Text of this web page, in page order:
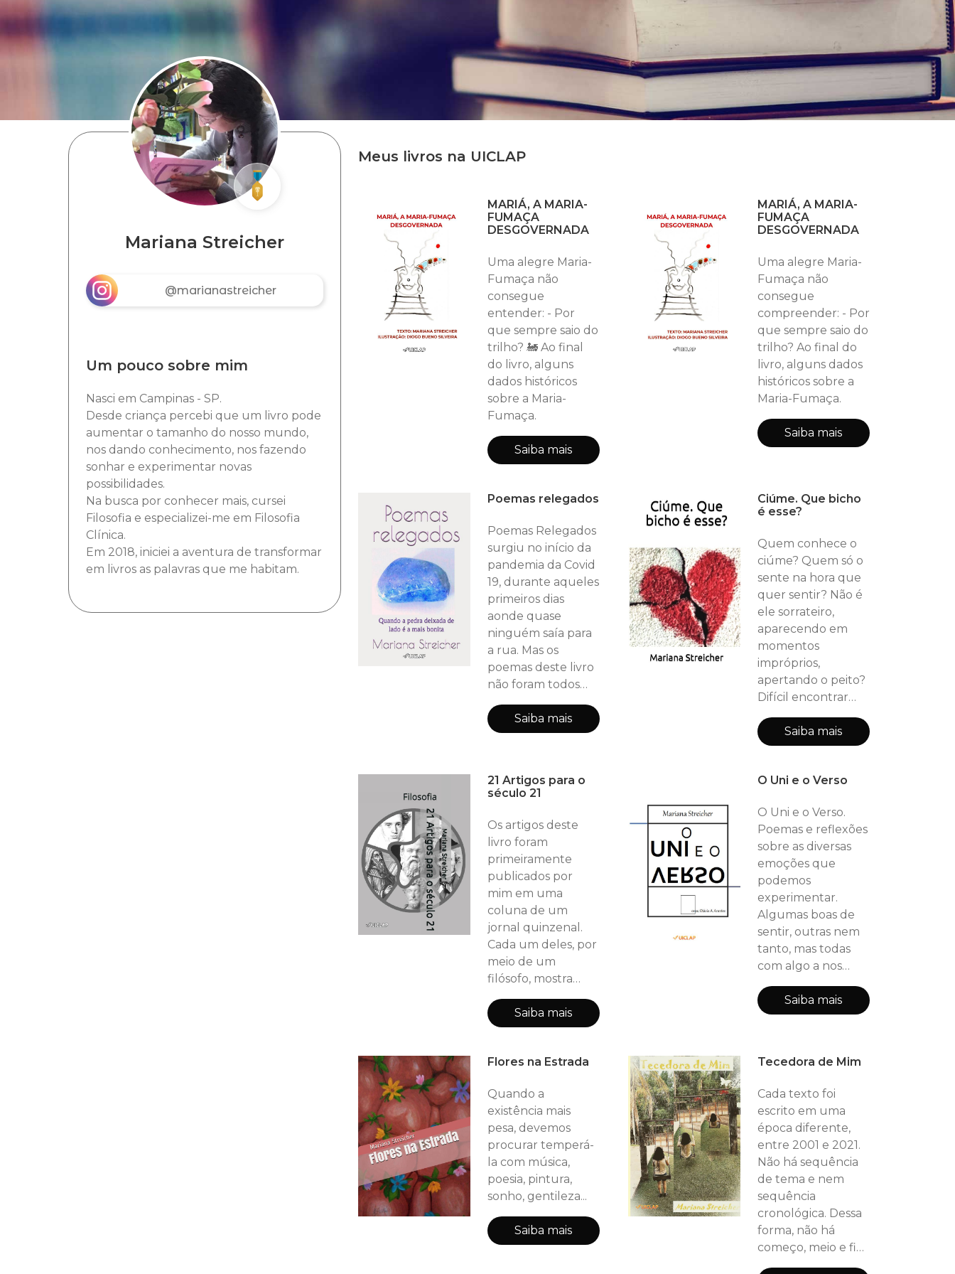
Mariana Streicher
@marianastreicher
Um pouco sobre mim
Nasci em Campinas - SP.
Desde criança percebi que um livro pode
aumentar o tamanho do nosso mundo,
nos dando conhecimento, nos fazendo
sonhar e experimentar novas
possibilidades.
Na busca por conhecer mais, cursei
Filosofia e especializei-me em Filosofia
Clínica.
Em 2018, iniciei a aventura de transformar
em livros as palavras que me habitam.
Meus livros na UICLAP
MARIÁ, A MARIA-
FUMAÇA
DESGOVERNADA
Uma alegre Maria-
Fumaça não
consegue
entender: - Por
que sempre saio do
trilho? 🚂 Ao final
do livro, alguns
dados históricos
sobre a Maria-
Fumaça.
Saiba mais
MARIÁ, A MARIA-
FUMAÇA
DESGOVERNADA
Uma alegre Maria-
Fumaça não
consegue
compreender: - Por
que sempre saio do
trilho? Ao final do
livro, alguns dados
históricos sobre a
Maria-Fumaça.
Saiba mais
Poemas relegados
Poemas Relegados
surgiu no início da
pandemia da Covid
19, durante aqueles
primeiros dias
aonde quase
ninguém saía para
a rua. Mas os
poemas deste livro
não foram todos
escritos durante a
quarentena. Parte
deles são
comum com ela: a
poema que queria
se tornar livro, mas
que foi sendo
deixado de lado,
até que enfim, o
seu dia chegou e
livr
Saiba mais
Ciúme. Que bicho
é esse?
Quem conhece o
ciúme? Quem só o
sente na hora que
quer sentir? Não é
ele sorrateiro,
aparecendo em
momentos
impróprios,
apertando o peito?
Difícil encontrar
quem o gosta de
sentir. Fácil achar
quem daria muita
mais o
"Ciúme. Que bicho
é esse?" sigo a ideia
de que quando
conhecemos um
pouco sobre algo,
esse algo pode
perder o poder
sobre nós. Inicio o
livro
Saiba mais
21 Artigos para o
século 21
Os artigos deste
livro foram
primeiramente
publicados por
mim em uma
coluna de um
jornal quinzenal.
Cada um deles, por
meio de um
filósofo, mostra
uma parte da
história da filosofia.
Os temas foram
fazerem parte da
nós. Entre eles: a
angústia, o
autoconhecimento,
a felicidade, as
virtudes, a
ansiedade, a
solidão, a condução
do pensamento...
Na ilustração da
Saiba mais
O Uni e o Verso
O Uni e o Verso.
Poemas e reflexões
sobre as diversas
emoções que
podemos
experimentar.
Algumas boas de
sentir, outras nem
tanto, mas todas
com algo a nos
ensinar. O livro é
dividido em 3
partes: I- O Uni Ou
energia, a fé... II- O
Verso Ou a tristeza,
desespero, apatia,
confusão, medo...
III- para além da
divisão Ou o
equilíbrio
Saiba mais
Flores na Estrada
Quando a
existência mais
pesa, devemos
procurar temperá-
la com música,
poesia, pintura,
sonho, gentileza...
Saiba mais
Tecedora de Mim
Cada texto foi
escrito em uma
época diferente,
entre 2001 e 2021.
Não há sequência
de tema e nem
sequência
cronológica. Dessa
forma, não há
começo, meio e fim.
Cada texto é inteiro